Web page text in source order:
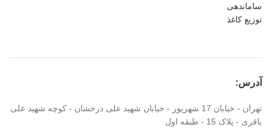
ساماندهی
توزیع کاغذ
آدرس:
تهران - خیابان 17 شهریور - خیابان شهید علی درخشان - کوچه شهید علی
باقری - پلاک 15 - طبقه اول